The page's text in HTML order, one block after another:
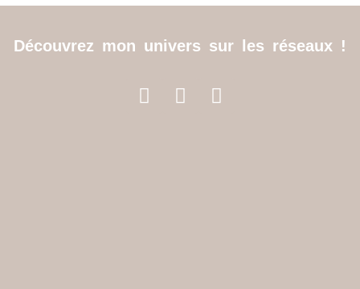
Découvrez mon univers sur les réseaux !